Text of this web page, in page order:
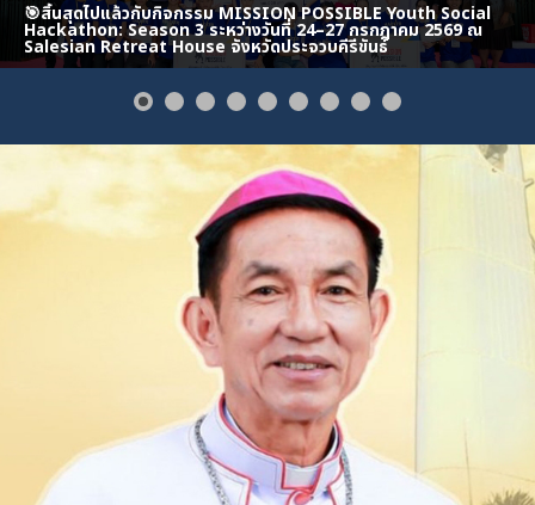
🎯สิ้นสุดไปแล้วกับกิจกรรม MISSION POSSIBLE Youth Social
Hackathon: Season 3 ระหว่างวันที่ 24–27 กรกฎาคม 2569 ณ
Salesian Retreat House จังหวัดประจวบคีรีขันธ์